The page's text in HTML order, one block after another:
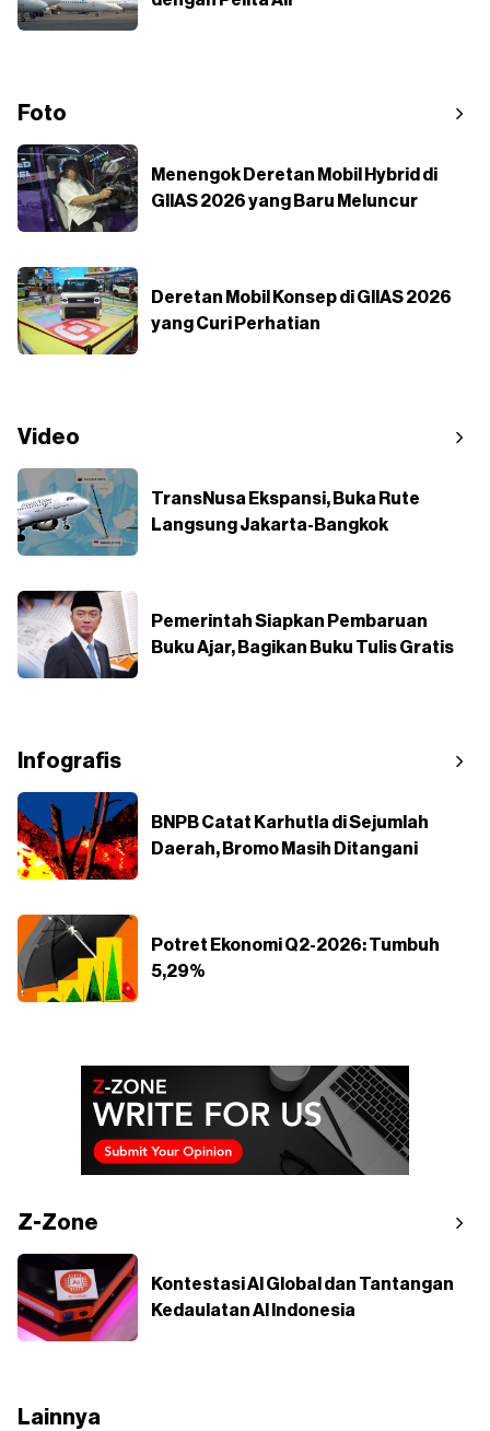
Foto
Menengok Deretan Mobil Hybrid di
GIIAS 2026 yang Baru Meluncur
Deretan Mobil Konsep di GIIAS 2026
yang Curi Perhatian
Video
TransNusa Ekspansi, Buka Rute
Langsung Jakarta-Bangkok
Pemerintah Siapkan Pembaruan
Buku Ajar, Bagikan Buku Tulis Gratis
Infografis
BNPB Catat Karhutla di Sejumlah
Daerah, Bromo Masih Ditangani
Potret Ekonomi Q2-2026: Tumbuh
5,29%
Z-Zone
Kontestasi AI Global dan Tantangan
Kedaulatan AI Indonesia
Lainnya